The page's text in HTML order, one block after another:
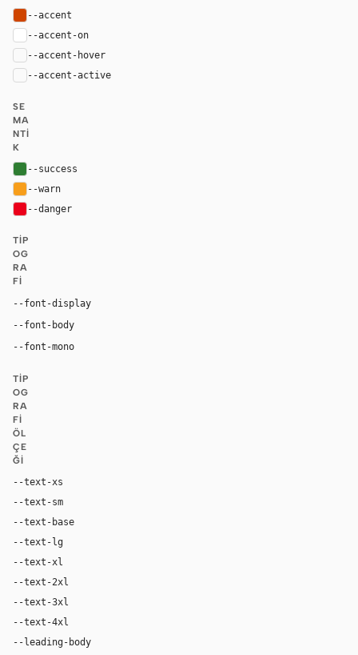
--accent
--accent-on
--accent-hover
--accent-active
SE
MA
NTI
K
--success
--warn
--danger
TIP
OG
RA
FI
--font-display
--font-body
--font-mono
TIP
OG
RA
FI
ÖL
ÇE
ĞI
--text-xs
--text-sm
--text-base
--text-lg
--text-xl
--text-2xl
--text-3xl
--text-4xl
--leading-body